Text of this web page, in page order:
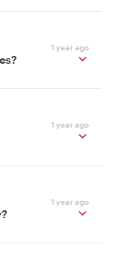
1 year ago
1 year ago
1 year ago